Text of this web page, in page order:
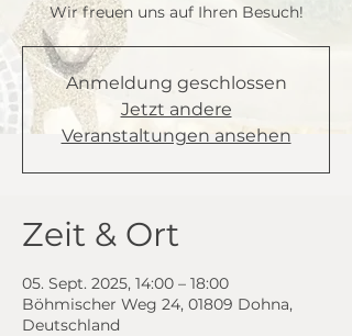
Wir freuen uns auf Ihren Besuch!
Anmeldung geschlossen
Jetzt andere
Veranstaltungen ansehen
Zeit & Ort
05. Sept. 2025, 14:00 – 18:00
Böhmischer Weg 24, 01809 Dohna,
Deutschland